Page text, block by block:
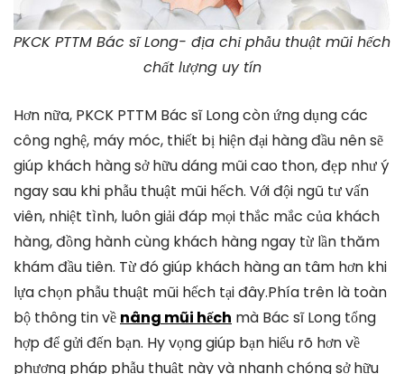
PKCK PTTM Bác sĩ Long- địa chỉ phẫu thuật mũi hếch
chất lượng uy tín
Hơn nữa, PKCK PTTM Bác sĩ Long còn ứng dụng các
công nghệ, máy móc, thiết bị hiện đại hàng đầu nên sẽ
giúp khách hàng sở hữu dáng mũi cao thon, đẹp như ý
ngay sau khi phẫu thuật mũi hếch. Với đội ngũ tư vấn
viên, nhiệt tình, luôn giải đáp mọi thắc mắc của khách
hàng, đồng hành cùng khách hàng ngay từ lần thăm
khám đầu tiên. Từ đó giúp khách hàng an tâm hơn khi
lựa chọn phẫu thuật mũi hếch tại đây.Phía trên là toàn
bộ thông tin về nâng mũi hếch mà Bác sĩ Long tổng
hợp để gửi đến bạn. Hy vọng giúp bạn hiểu rõ hơn về
phương pháp phẫu thuật này và nhanh chóng sở hữu